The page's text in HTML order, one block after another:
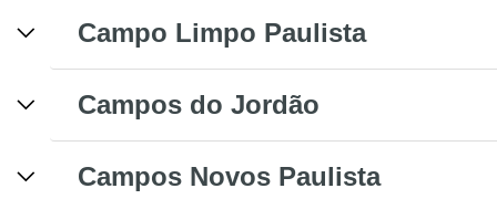
Campo Limpo Paulista
Campos do Jordão
Campos Novos Paulista